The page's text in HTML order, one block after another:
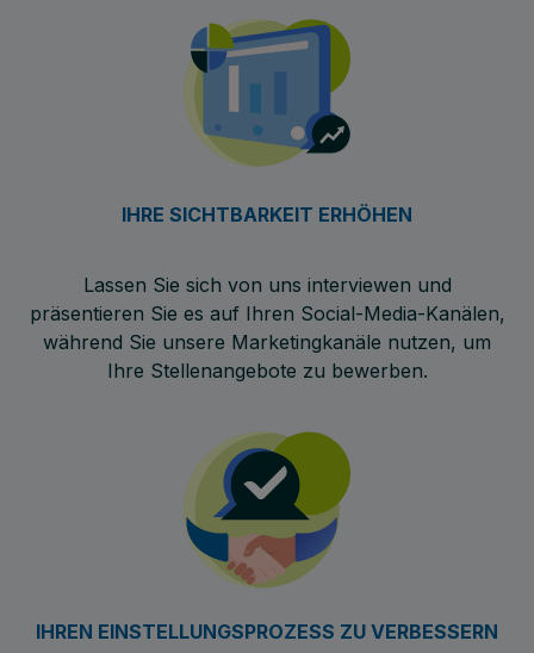
IHRE SICHTBARKEIT ERHÖHEN
Lassen Sie sich von uns interviewen und
präsentieren Sie es auf Ihren Social-Media-Kanälen,
während Sie unsere Marketingkanäle nutzen, um
Ihre Stellenangebote zu bewerben.
IHREN EINSTELLUNGSPROZESS ZU VERBESSERN